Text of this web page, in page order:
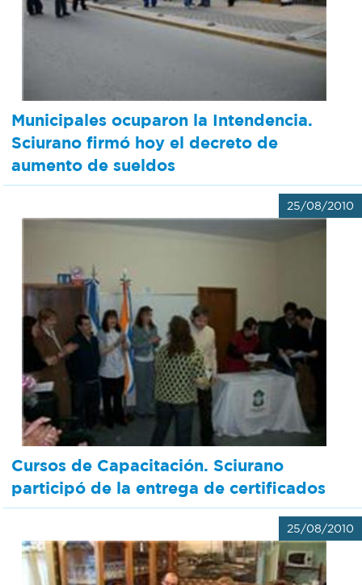
Bromatología
Mi
bondi
estudiantil
Recorrido
colectivos
Recarga
SUBE
municipal
Municipales ocuparon la Intendencia.
Sciurano firmó hoy el decreto de
aumento de sueldos
25/08/2010
Cursos de Capacitación. Sciurano
participó de la entrega de certificados
25/08/2010